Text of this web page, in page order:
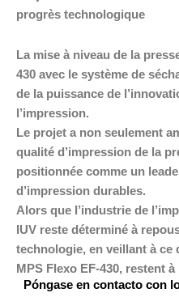
progrès technologique
La mise à niveau de la
430 avec le système de
de la puissance de
l’impression.
Le projet a non seulement
qualité d’impression de la
positionnée comme un
d’impression durables.
Alors que l’industrie de
IUV reste déterminé à
technologie, en veillant à ce
MPS Flexo EF-430, restent
Póngase en contacto con